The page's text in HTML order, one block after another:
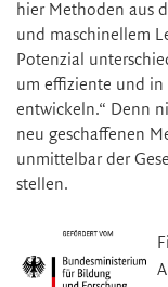
hier Methoden aus
und maschinellem
Potenzial
um effiziente und in
entwickeln.“ Denn
neu geschaffenen
unmittelbar der
stellen.